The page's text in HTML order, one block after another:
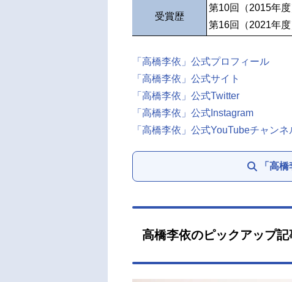
受賞歴
第10回（2015年度
第16回（2021年度
「高橋李依」公式プロフィール
「高橋李依」公式サイト
「高橋李依」公式Twitter
「高橋李依」公式Instagram
「高橋李依」公式YouTubeチャンネ
「高
高橋李依のピックアップ記